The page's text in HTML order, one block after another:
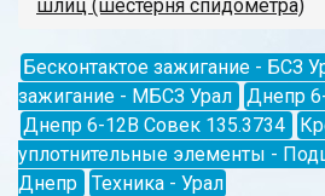
шлиц (шестерня спидометра)
Бесконтактое зажигание - БСЗ
зажигание - МБСЗ Урал
Днепр
Днепр 6-12В Совек 135.3734
уплотнительные элементы -
Днепр
Техника - Урал